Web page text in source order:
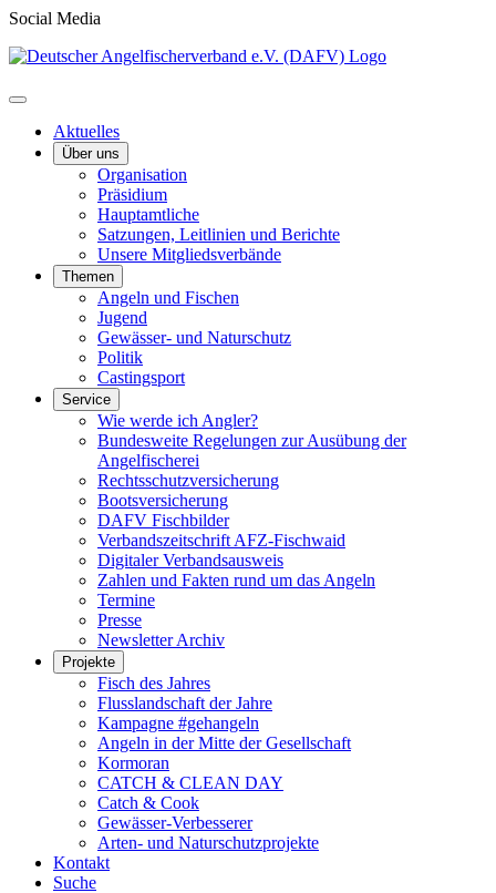
Social Media
Aktuelles
Über uns
Organisation
Präsidium
Hauptamtliche
Satzungen, Leitlinien und Berichte
Unsere Mitgliedsverbände
Themen
Angeln und Fischen
Jugend
Gewässer- und Naturschutz
Politik
Castingsport
Service
Wie werde ich Angler?
Bundesweite Regelungen zur Ausübung der
Angelfischerei
Rechtsschutzversicherung
Bootsversicherung
DAFV Fischbilder
Verbandszeitschrift AFZ-Fischwaid
Digitaler Verbandsausweis
Zahlen und Fakten rund um das Angeln
Termine
Presse
Newsletter Archiv
Projekte
Fisch des Jahres
Flusslandschaft der Jahre
Kampagne #gehangeln
Angeln in der Mitte der Gesellschaft
Kormoran
CATCH & CLEAN DAY
Catch & Cook
Gewässer-Verbesserer
Arten- und Naturschutzprojekte
Kontakt
Suche